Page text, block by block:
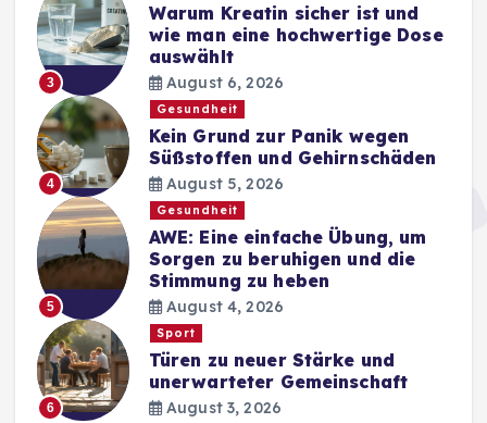
3
Warum Kreatin sicher ist und
wie man eine hochwertige Dose
auswählt
August 6, 2026
4
Gesundheit
Kein Grund zur Panik wegen
Süßstoffen und Gehirnschäden
August 5, 2026
5
Gesundheit
AWE: Eine einfache Übung, um
Sorgen zu beruhigen und die
Stimmung zu heben
August 4, 2026
6
Sport
Türen zu neuer Stärke und
unerwarteter Gemeinschaft
August 3, 2026